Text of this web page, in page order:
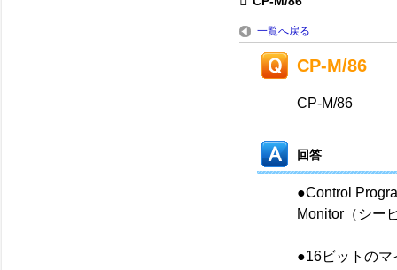
一覧へ戻る
CP-M/86
CP-M/86
回答
●Control
Monitor（シー
●16ビットのマ